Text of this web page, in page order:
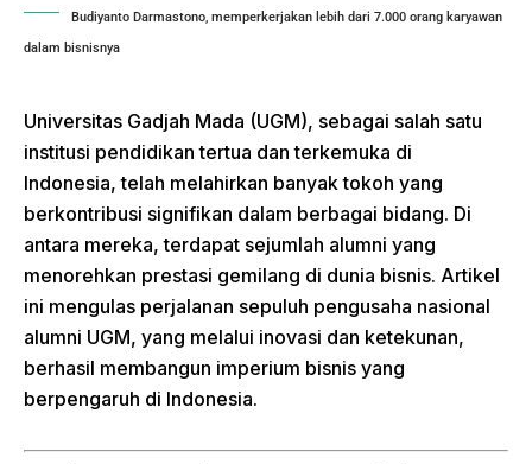
Budiyanto Darmastono, memperkerjakan lebih dari 7.000 orang karyawan
dalam bisnisnya
Universitas Gadjah Mada (UGM), sebagai salah satu
institusi pendidikan tertua dan terkemuka di
Indonesia, telah melahirkan banyak tokoh yang
berkontribusi signifikan dalam berbagai bidang. Di
antara mereka, terdapat sejumlah alumni yang
menorehkan prestasi gemilang di dunia bisnis. Artikel
ini mengulas perjalanan sepuluh pengusaha nasional
alumni UGM, yang melalui inovasi dan ketekunan,
berhasil membangun imperium bisnis yang
berpengaruh di Indonesia.